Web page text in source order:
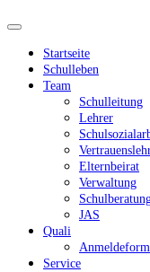
Startseite
Schulleben
Team
Schulleitung
Lehrer
Elternbeirat
Verwaltung
JAS
Quali
Service